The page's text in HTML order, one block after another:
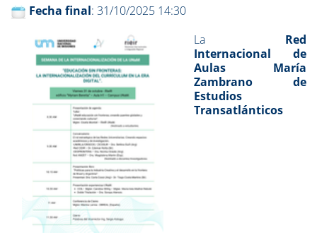
Fecha final: 31/10/2025 14:30
La Red
Internacional de
Aulas María
Zambrano de
Estudios
Transatlánticos